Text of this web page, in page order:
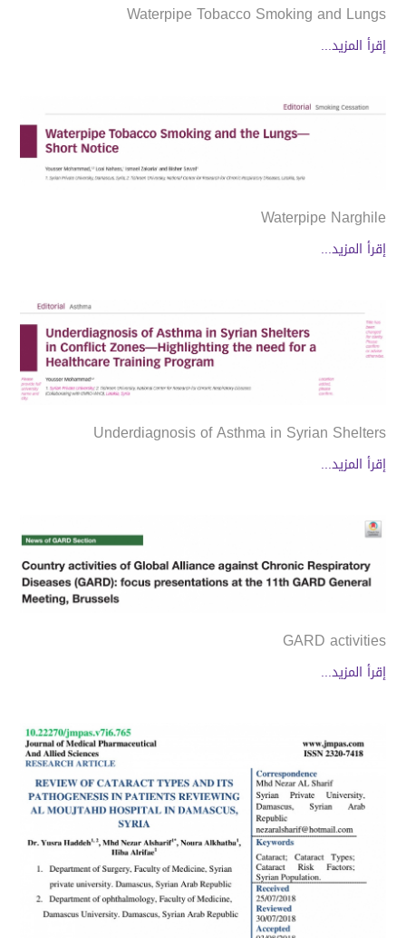
Waterpipe Tobacco Smoking and Lungs
إقرأ المزيد...
Waterpipe Narghile
إقرأ المزيد...
Underdiagnosis of Asthma in Syrian Shelters
إقرأ المزيد...
GARD activities
إقرأ المزيد...